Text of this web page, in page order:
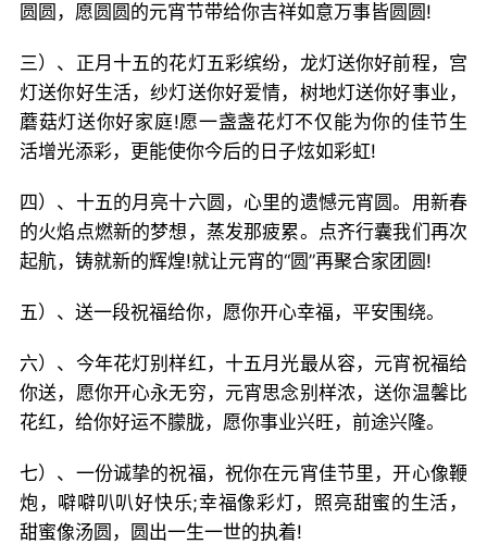
圆圆，愿圆圆的元宵节带给你吉祥如意万事皆圆圆!
三）、正月十五的花灯五彩缤纷，龙灯送你好前程，宫
灯送你好生活，纱灯送你好爱情，树地灯送你好事业，
蘑菇灯送你好家庭!愿一盏盏花灯不仅能为你的佳节生
活增光添彩，更能使你今后的日子炫如彩虹!
四）、十五的月亮十六圆，心里的遗憾元宵圆。用新春
的火焰点燃新的梦想，蒸发那疲累。点齐行囊我们再次
起航，铸就新的辉煌!就让元宵的“圆”再聚合家团圆!
五）、送一段祝福给你，愿你开心幸福，平安围绕。
六）、今年花灯别样红，十五月光最从容，元宵祝福给
你送，愿你开心永无穷，元宵思念别样浓，送你温馨比
花红，给你好运不朦胧，愿你事业兴旺，前途兴隆。
七）、一份诚挚的祝福，祝你在元宵佳节里，开心像鞭
炮，噼噼叭叭好快乐;幸福像彩灯，照亮甜蜜的生活，
甜蜜像汤圆，圆出一生一世的执着!